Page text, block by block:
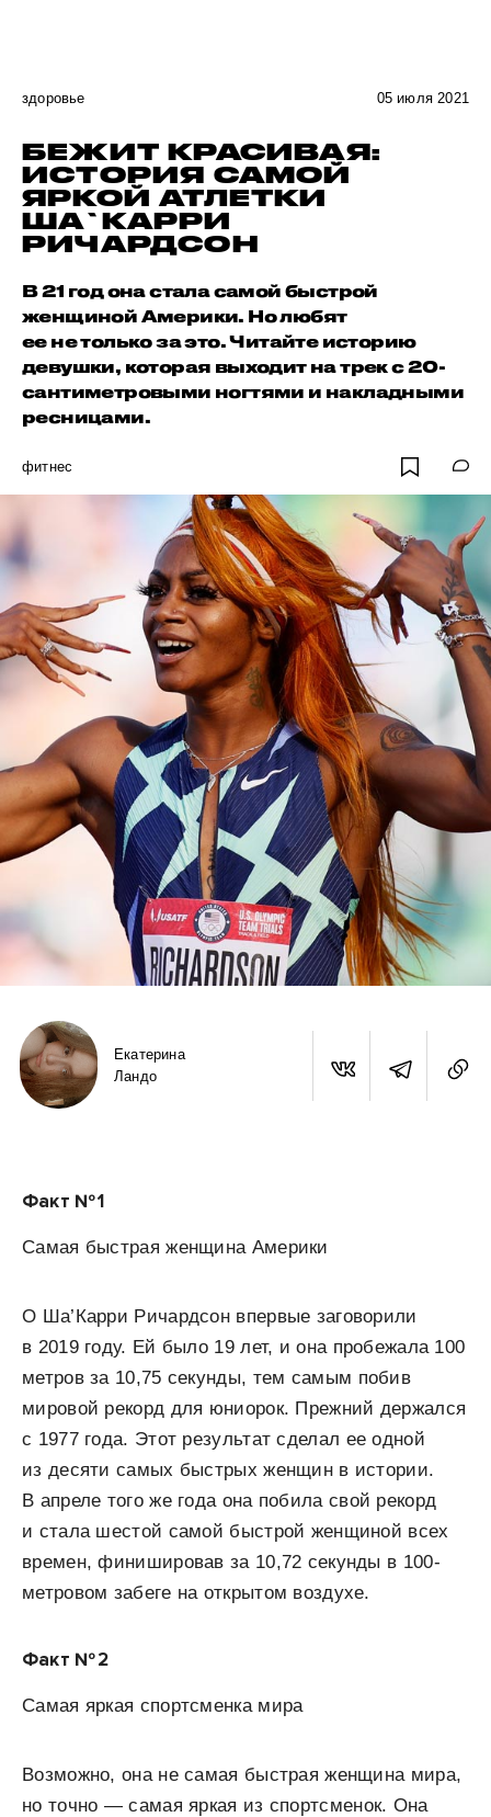
здоровье 05 июля 2021
БЕЖИТ КРАСИВАЯ:
ИСТОРИЯ САМОЙ
ЯРКОЙ АТЛЕТКИ
ША`КАРРИ
РИЧАРДСОН
В 21 год она стала самой быстрой
женщиной Америки. Но любят
ее не только за это. Читайте историю
девушки, которая выходит на трек с 20-
сантиметровыми ногтями и накладными
ресницами.
фитнес
Екатерина
Ландо
Факт № 1
Самая быстрая женщина Америки
О Ша’Карри Ричардсон впервые заговорили
в 2019 году. Ей было 19 лет, и она пробежала 100
метров за 10,75 секунды, тем самым побив
мировой рекорд для юниорок. Прежний держался
с 1977 года. Этот результат сделал ее одной
из десяти самых быстрых женщин в истории.
В апреле того же года она побила свой рекорд
и стала шестой самой быстрой женщиной всех
времен, финишировав за 10,72 секунды в 100-
метровом забеге на открытом воздухе.
Факт № 2
Самая яркая спортсменка мира
Возможно, она не самая быстрая женщина мира,
но точно — самая яркая из спортсменок. Она